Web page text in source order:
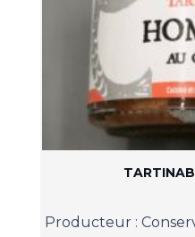
Producteur :